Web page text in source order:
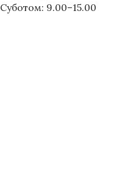
Суботом: 9.00–15.00